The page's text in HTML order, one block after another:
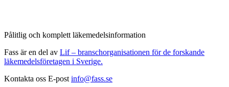
Pålitlig och komplett läkemedelsinformation
Fass är en del av Lif – branschorganisationen för de forskande
läkemedelsföretagen i Sverige.
Kontakta oss E-post info@fass.se